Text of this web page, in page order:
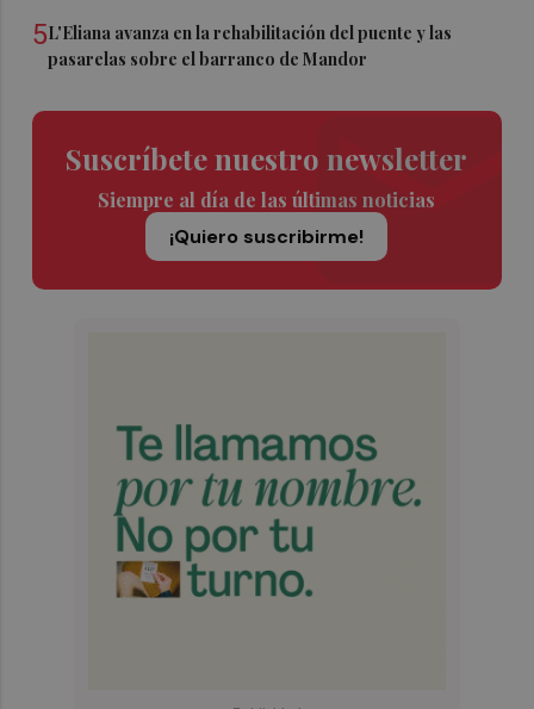
5L'Eliana avanza en la rehabilitación del puente y las
pasarelas sobre el barranco de Mandor
Suscríbete nuestro newsletter
Siempre al día de las últimas noticias
¡Quiero suscribirme!